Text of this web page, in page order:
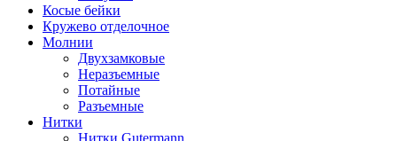
Косые бейки
Кружево отделочное
Молнии
Двухзамковые
Неразъемные
Потайные
Разъемные
Нитки